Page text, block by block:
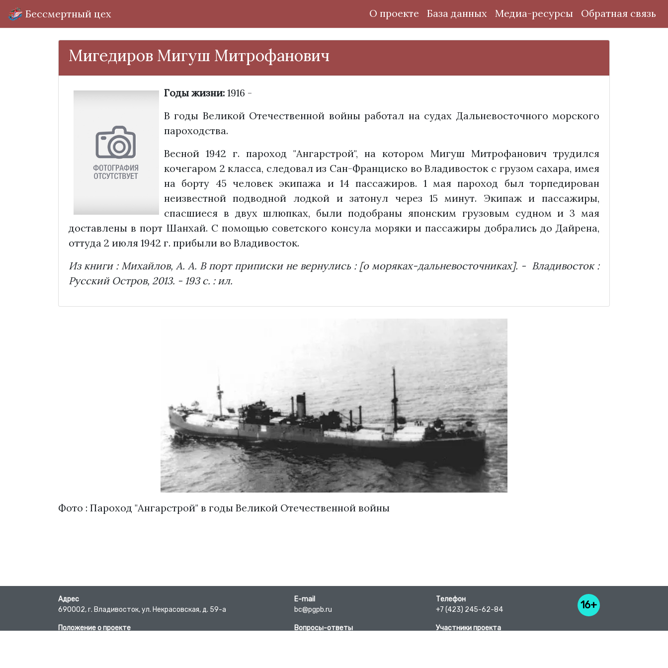
Бессмертный цех О проекте База данных Медиа-ресурсы Обратная связь
Мигедиров Мигуш Митрофанович
Годы жизни:1916 -
В годы Великой Отечественной войны работал на судах Дальневосточного морского
пароходства.
Весной 1942 г. пароход "Ангарстрой", на котором Мигуш Митрофанович трудился
кочегаром 2 класса, следовал из Сан-Франциско во Владивосток с грузом сахара, имея
на борту 45 человек экипажа и 14 пассажиров. 1 мая пароход был торпедирован
неизвестной подводной лодкой и затонул через 15 минут. Экипаж и пассажиры,
спасшиеся в двух шлюпках, были подобраны японским грузовым судном и 3 мая
доставлены в порт Шанхай. С помощью советского консула моряки и пассажиры добрались до Дайрена,
оттуда 2 июля 1942 г. прибыли во Владивосток.
Из книги : Михайлов, А. А. В порт приписки не вернулись : [о моряках-дальневосточниках]. - Владивосток :
Русский Остров, 2013. - 193 с. : ил.
Фото : Пароход "Ангарстрой" в годы Великой Отечественной войны
Адрес
690002, г. Владивосток, ул. Некрасовская, д. 59-а
Положение о проекте
E-mail
bc@pgpb.ru
Вопросы-ответы
Телефон
+7 (423) 245-62-84
Участники проекта
16+